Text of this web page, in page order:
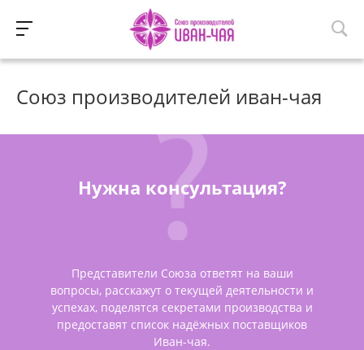
Союз производителей иван-чая
Нужна консультация?
Представители Союза ответят на ваши
вопросы, расскажут о текущей деятельности и
успехах, поделятся секретами производства и
предоставят список надёжных поставщиков
Иван-чая.